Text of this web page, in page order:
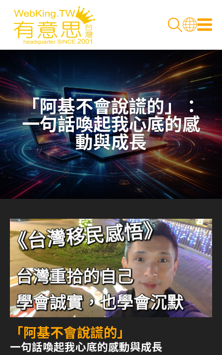
「阿基不會說謊的」：
一句話喚起我心底的感
動與成長
「阿基不會說謊的」
一句話喚起我心底的感動與成長